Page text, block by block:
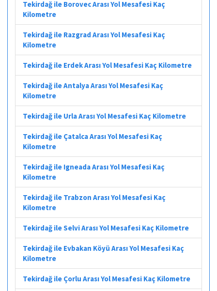
Tekirdağ ile Borovec Arası Yol Mesafesi Kaç
Kilometre
Tekirdağ ile Razgrad Arası Yol Mesafesi Kaç
Kilometre
Tekirdağ ile Erdek Arası Yol Mesafesi Kaç Kilometre
Tekirdağ ile Antalya Arası Yol Mesafesi Kaç
Kilometre
Tekirdağ ile Urla Arası Yol Mesafesi Kaç Kilometre
Tekirdağ ile Çatalca Arası Yol Mesafesi Kaç
Kilometre
Tekirdağ ile Igneada Arası Yol Mesafesi Kaç
Kilometre
Tekirdağ ile Trabzon Arası Yol Mesafesi Kaç
Kilometre
Tekirdağ ile Selvi Arası Yol Mesafesi Kaç Kilometre
Tekirdağ ile Evbakan Köyü Arası Yol Mesafesi Kaç
Kilometre
Tekirdağ ile Çorlu Arası Yol Mesafesi Kaç Kilometre